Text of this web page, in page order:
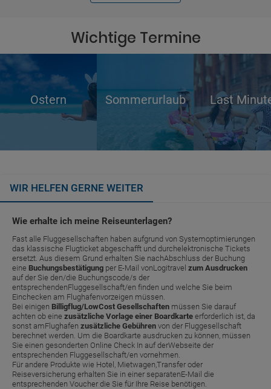
Wichtige Termine
Ostern Sommerurlaub Last
WIR HELFEN GERNE WEITER
Wie erhalte ich meine Reiseunterlagen?
Fast alle Fluggesellschaften haben aufgrund von Systemoptimierungen
das klassische Flugticket abgeschafft und durchelektronische Tickets
ersetzt. Aus diesem Grund erhalten Sie nachAbschluss der Buchung
eine Buchungsbestätigung per E-Mail vonLogitravel zum Ausdrucken
auf der Sie den/die Buchungscode/s der
entsprechendenFluggesellschaft/en finden und welche Sie beim
Einchecken am Flughafenvorzeigen müssen.
Bei einigen Billigflug/LowCost Gesellschaften müssen Sie darauf
achten ob eine zusätzliche Vorlage einer Boardkarte erforderlich ist, da
sonst amFlughafen zusätzliche Gebühren von der Fluggesellschaft
berechnet werden. Um die Boardkarte ausdrucken zu können, müssen
Sie einen gesonderten Online Check In auf derWebseite der
entsprechenden Fluggesellschaft/en vornehmen.
Für andere Produkte wie Hotel, Mietwagen,Transfer oder
Reiseversicherung erhalten Sie in einer separatenE-Mail die
entsprechenden Voucher die Sie für Ihre Reise benötigen.